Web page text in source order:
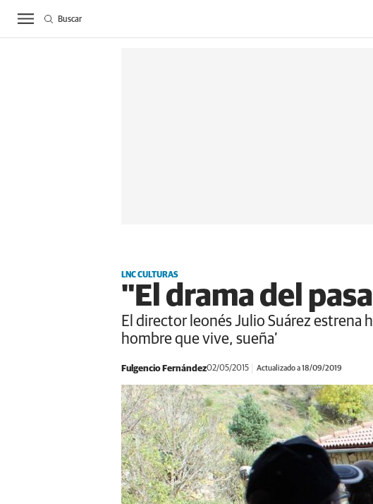
ACTUALIDAD BIERZO
Buscar
LNC CULTURAS
"El drama del
El director leonés Julio Suárez estrena
hombre que vive, sueña’
Fulgencio Fernández02/05/2015 Actualizado a 18/09/2019